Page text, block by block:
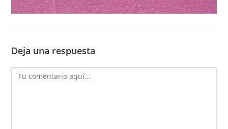
Deja una respuesta
Comentario